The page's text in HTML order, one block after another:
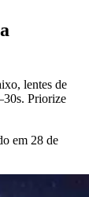
lentes de
Priorize
em 28 de